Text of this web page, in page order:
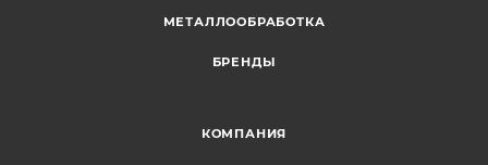
МЕТАЛЛООБРАБОТКА
БРЕНДЫ
КОМПАНИЯ